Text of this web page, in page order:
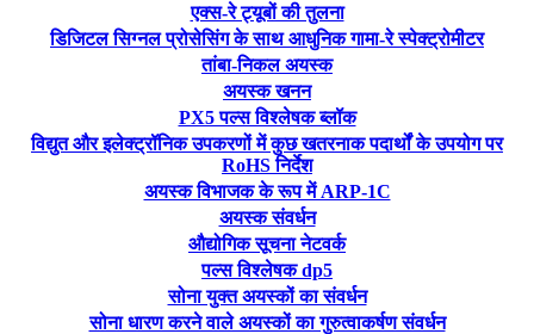
एक्स-रे ट्यूबों की तुलना
डिजिटल सिग्नल प्रोसेसिंग के साथ आधुनिक गामा-रे स्पेक्ट्रोमीटर
तांबा-निकल अयस्क
अयस्क खनन
PX5 पल्स विश्लेषक ब्लॉक
विद्युत और इलेक्ट्रॉनिक उपकरणों में कुछ खतरनाक पदार्थों के उपयोग पर
RoHS निर्देश
अयस्क विभाजक के रूप में ARP-1C
अयस्क संवर्धन
औद्योगिक सूचना नेटवर्क
पल्स विश्लेषक dp5
सोना युक्त अयस्कों का संवर्धन
सोना धारण करने वाले अयस्कों का गुरुत्वाकर्षण संवर्धन